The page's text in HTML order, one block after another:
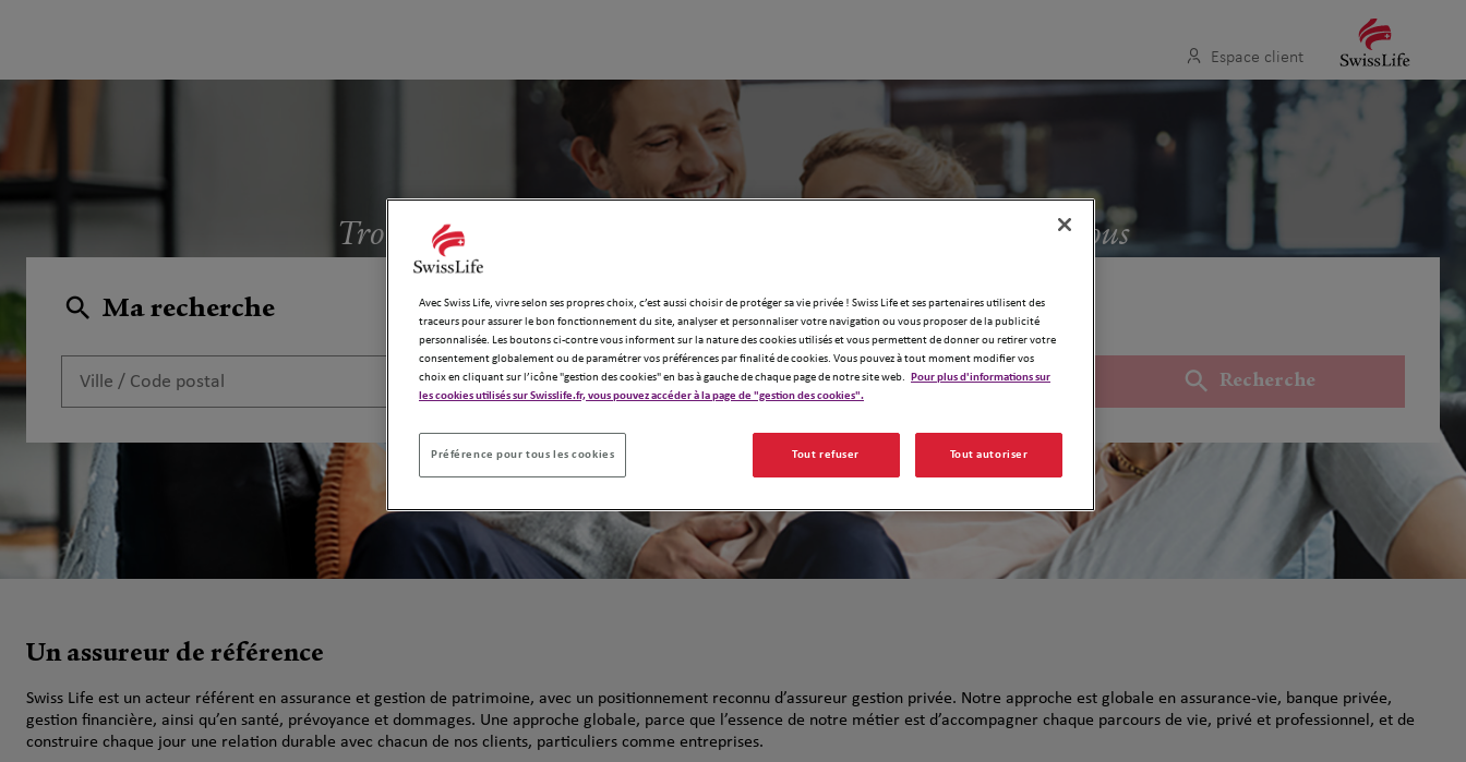
Espace client
Trouvez l'agence d'assurance Swiss Life la plus proche de vous
Ma recherche
Utiliser ma position
Recherche
Un assureur de référence
Swiss Life est un acteur référent en assurance et gestion de patrimoine, avec un positionnement reconnu d’assureur gestion privée. Notre approche est globale en assurance-vie, banque privée,
gestion financière, ainsi qu’en santé, prévoyance et dommages. Une approche globale, parce que l’essence de notre métier est d’accompagner chaque parcours de vie, privé et professionnel, et de
construire chaque jour une relation durable avec chacun de nos clients, particuliers comme entreprises.
Avec Swiss Life, vivre selon ses propres choix, c’est aussi choisir de protéger sa vie privée ! Swiss Life et ses partenaires utilisent des
traceurs pour assurer le bon fonctionnement du site, analyser et personnaliser votre navigation ou vous proposer de la publicité
personnalisée. Les boutons ci-contre vous informent sur la nature des cookies utilisés et vous permettent de donner ou retirer votre
consentement globalement ou de paramétrer vos préférences par finalité de cookies. Vous pouvez à tout moment modifier vos
choix en cliquant sur l’icône "gestion des cookies" en bas à gauche de chaque page de notre site web. Pour plus d'informations sur
les cookies utilisés sur Swisslife.fr, vous pouvez accéder à la page de "gestion des cookies".
Préférence pour tous les cookies Tout refuser Tout autoriser